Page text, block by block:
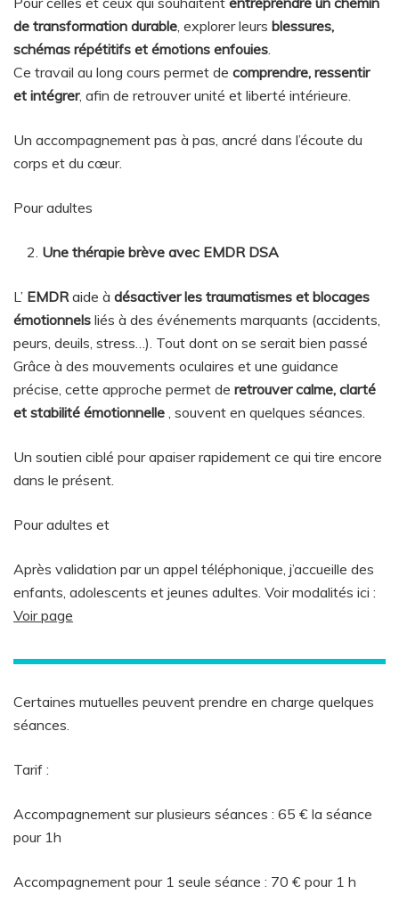
de transformation durable, explorer leurs blessures,
schémas répétitifs et émotions enfouies.
Ce travail au long cours permet de comprendre, ressentir
et intégrer, afin de retrouver unité et liberté intérieure.
Un accompagnement pas à pas, ancré dans l’écoute du
corps et du cœur.
Pour adultes
Une thérapie brève avec EMDR DSA
L’ EMDRaide à désactiver les traumatismes et blocages
émotionnels liés à des événements marquants (accidents,
peurs, deuils, stress…). Tout dont on se serait bien passé
Grâce à des mouvements oculaires et une guidance
précise, cette approche permet de retrouver calme, clarté
et stabilité émotionnelle , souvent en quelques séances.
Un soutien ciblé pour apaiser rapidement ce qui tire encore
dans le présent.
Pour adultes et
Après validation par un appel téléphonique, j’accueille des
enfants, adolescents et jeunes adultes. Voir modalités ici :
Voir page
Certaines mutuelles peuvent prendre en charge quelques
séances.
Tarif :
Accompagnement sur plusieurs séances : 65 € la séance
pour 1h
Accompagnement pour 1 seule séance : 70 € pour 1 h